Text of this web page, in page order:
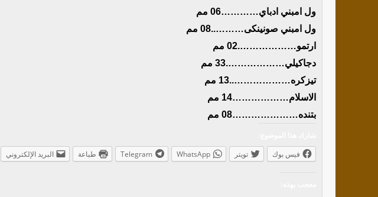
ول امبني ادباي…………06 مم
ول امبني صونينكى………..08 مم
ارتمو……………….02 مم
دجاكيلي……………….33 مم
تيزكره………………..13 مم
الاسلام………………14 مم
بتنده…………………08 مم
فيس بوك تويتر WhatsApp
Telegram طباعة البريد الإلكتروني